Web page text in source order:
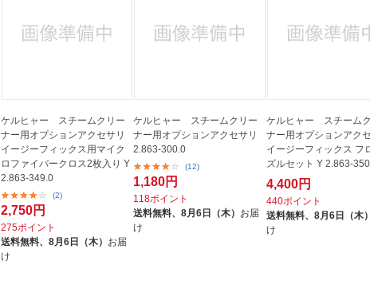
ケルヒャー スチームクリー
ナー用オプションアクセサリ
イージーフィックス用マイク
ロファイバークロス2枚入り Y
2.863-349.0
(2)
2,750円
275ポイント
送料無料、 8月6日（木） お届
け
ケルヒャー スチームクリー
ナー用オプションアクセサリ
2.863-300.0
(12)
1,180円
118ポイント
送料無料、8月6日（木） お届
け
ケルヒャー スチーム
ナー用オプションアク
イージーフィックス フ
ズルセット Y 2.863-
4,400円
440ポイント
送料無料、 8月6日（木）
け